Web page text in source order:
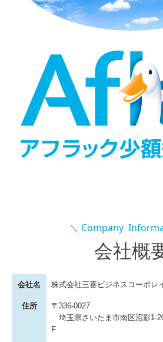
＼ Company
会社概
会社名 株式会社三喜ビジネスコーポレ
住所
〒336-0027
埼玉県さいたま市南区沼影1-
F